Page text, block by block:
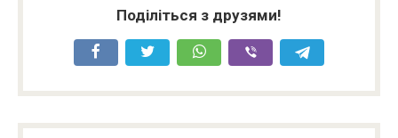
Поділіться з друзями!